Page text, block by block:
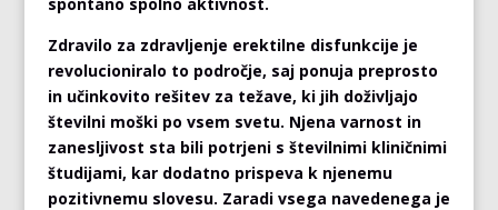
Zdravilo za zdravljenje erektilne disfunkcije je
revolucioniralo to področje, saj ponuja preprosto
in učinkovito rešitev za težave, ki jih doživljajo
številni moški po vsem svetu. Njena varnost in
zanesljivost sta bili potrjeni s številnimi kliničnimi
študijami, kar dodatno prispeva k njenemu
pozitivnemu slovesu. Zaradi vsega navedenega je